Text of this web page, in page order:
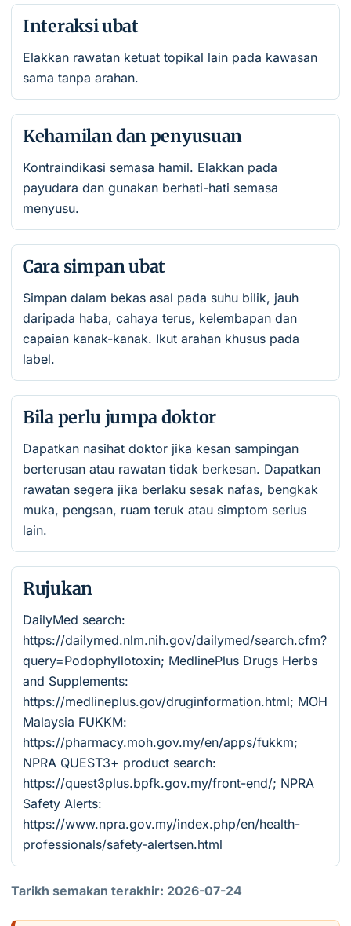
Interaksi ubat
Elakkan rawatan ketuat topikal lain pada kawasan
sama tanpa arahan.
Kehamilan dan penyusuan
Kontraindikasi semasa hamil. Elakkan pada
payudara dan gunakan berhati-hati semasa
menyusu.
Cara simpan ubat
Simpan dalam bekas asal pada suhu bilik, jauh
daripada haba, cahaya terus, kelembapan dan
capaian kanak-kanak. Ikut arahan khusus pada
label.
Bila perlu jumpa doktor
Dapatkan nasihat doktor jika kesan sampingan
berterusan atau rawatan tidak berkesan. Dapatkan
rawatan segera jika berlaku sesak nafas, bengkak
muka, pengsan, ruam teruk atau simptom serius
lain.
Rujukan
DailyMed search:
https://dailymed.nlm.nih.gov/dailymed/search.cfm?
query=Podophyllotoxin; MedlinePlus Drugs Herbs
and Supplements:
https://medlineplus.gov/druginformation.html; MOH
Malaysia FUKKM:
https://pharmacy.moh.gov.my/en/apps/fukkm;
NPRA QUEST3+ product search:
https://quest3plus.bpfk.gov.my/front-end/; NPRA
Safety Alerts:
https://www.npra.gov.my/index.php/en/health-
professionals/safety-alertsen.html
Tarikh semakan terakhir: 2026-07-24